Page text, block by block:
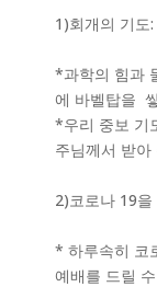
1)회개의 기도:
*과학의 힘과
에 바벨탑을
*우리 중보 기
주님께서 받아
2)코로나 19을
* 하루속히 코
예배를 드릴